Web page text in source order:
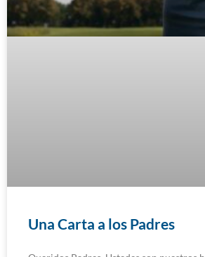
Una Carta a los Padres